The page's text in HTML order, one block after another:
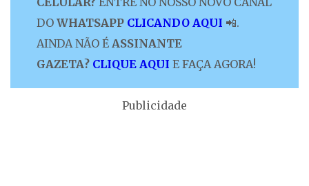
DO WHATSAPP CLICANDO AQUI 📲.
AINDA NÃO É ASSINANTE
GAZETA? CLIQUE AQUI E FAÇA AGORA!
Publicidade